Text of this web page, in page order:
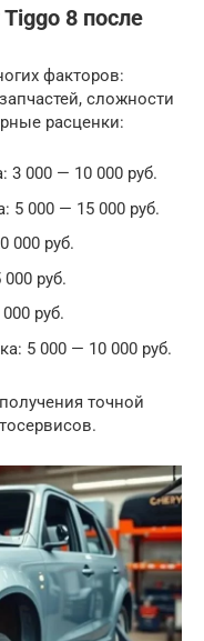
8 после
факторов:
сложности
расценки:
3 000 — 10 000 руб.
5 000 — 15 000 руб.
000 руб.
руб.
руб.
5 000 — 10 000 руб.
точной